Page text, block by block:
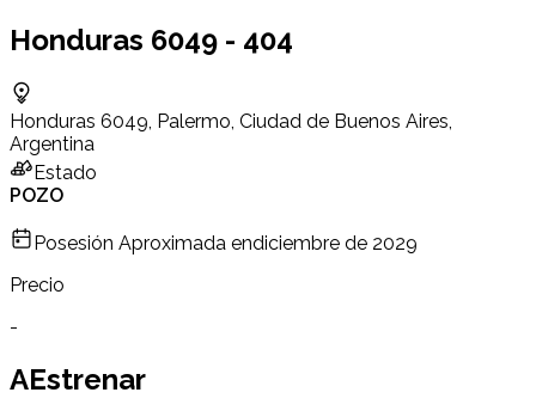
Honduras 6049 - 404
Honduras 6049, Palermo, Ciudad de Buenos Aires,
Argentina
Estado
POZO
Posesión Aproximada endiciembre de 2029
Precio
-
AEstrenar